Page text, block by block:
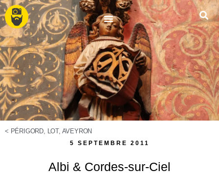
< PÉRIGORD, LOT, AVEYRON
5 SEPTEMBRE 2011
Albi & Cordes-sur-Ciel